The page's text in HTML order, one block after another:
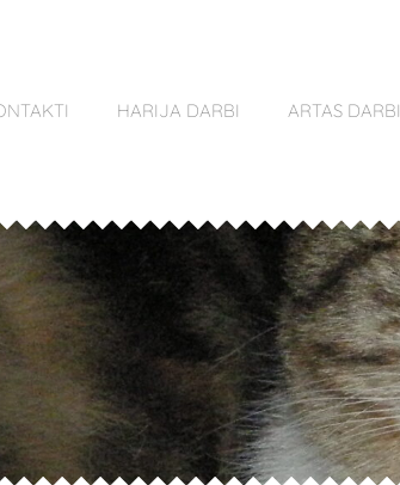
HARIJA DARBI ARTAS DARBI